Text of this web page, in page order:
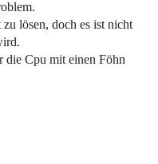
lösen, doch es ist nicht
die Cpu mit einen Föhn